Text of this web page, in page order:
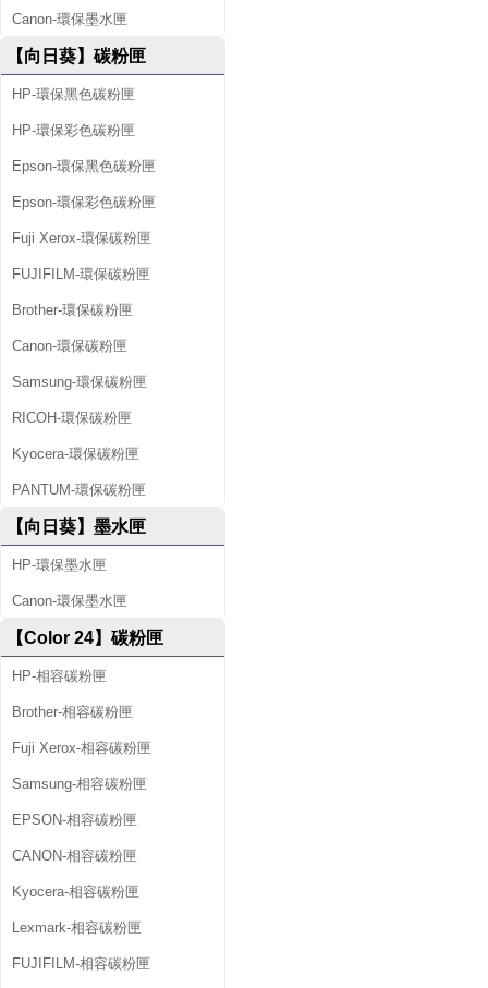
Canon-環保墨水匣
【向日葵】碳粉匣
HP-環保黑色碳粉匣
HP-環保彩色碳粉匣
Epson-環保黑色碳粉匣
Epson-環保彩色碳粉匣
Fuji Xerox-環保碳粉匣
FUJIFILM-環保碳粉匣
Brother-環保碳粉匣
Canon-環保碳粉匣
Samsung-環保碳粉匣
RICOH-環保碳粉匣
Kyocera-環保碳粉匣
PANTUM-環保碳粉匣
【向日葵】墨水匣
HP-環保墨水匣
Canon-環保墨水匣
【Color 24】碳粉匣
HP-相容碳粉匣
Brother-相容碳粉匣
Fuji Xerox-相容碳粉匣
Samsung-相容碳粉匣
EPSON-相容碳粉匣
CANON-相容碳粉匣
Kyocera-相容碳粉匣
Lexmark-相容碳粉匣
FUJIFILM-相容碳粉匣